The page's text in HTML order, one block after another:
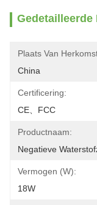
Gedetailleerde
Plaats Van
China
Certificering:
CE、FCC
Productnaam:
Negatieve
Vermogen (W):
18W